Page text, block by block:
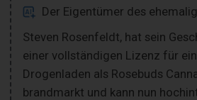
Der Eigentümer des
Steven Rosenfeldt, hat sein
einer vollständigen Lizenz für
Drogenladen als Rosebuds
brandmarkt und kann nun